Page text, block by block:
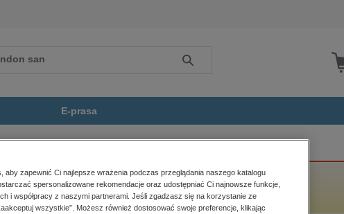
Szukaj
E-prasa
informacyjne
zapewnić Ci najlepsze wrażenia podczas przeglądania naszego katalogu
spersonalizowane rekomendacje oraz udostępniać Ci najnowsze funkcje,
i współpracy z naszymi partnerami. Jeśli zgadzasz się na korzystanie ze
wszystkie”. Możesz również dostosować swoje preferencje, klikając